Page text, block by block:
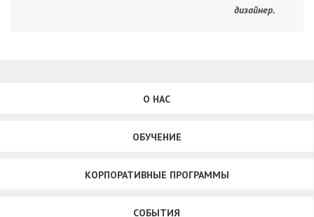
дизайнер.
О НАС
ОБУЧЕНИЕ
КОРПОРАТИВНЫЕ ПРОГРАММЫ
СОБЫТИЯ